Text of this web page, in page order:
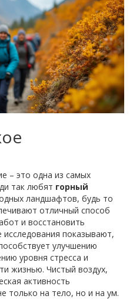
– это одна из самых
так любят горный
ландшафтов, будь то
отличный способ
и восстановить
показывают,
улучшению
уровня стресса и
жизнью. Чистый воздух,
активность
только на тело, но и на ум.